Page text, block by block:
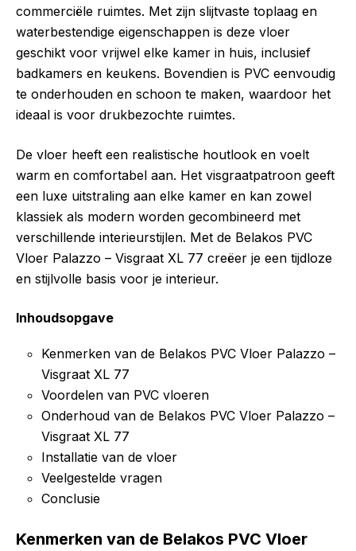
commerciële ruimtes. Met zijn slijtvaste toplaag en
waterbestendige eigenschappen is deze vloer
geschikt voor vrijwel elke kamer in huis, inclusief
badkamers en keukens. Bovendien is PVC eenvoudig
te onderhouden en schoon te maken, waardoor het
ideaal is voor drukbezochte ruimtes.
De vloer heeft een realistische houtlook en voelt
warm en comfortabel aan. Het visgraatpatroon geeft
een luxe uitstraling aan elke kamer en kan zowel
klassiek als modern worden gecombineerd met
verschillende interieurstijlen. Met de Belakos PVC
Vloer Palazzo – Visgraat XL 77 creëer je een tijdloze
en stijlvolle basis voor je interieur.
Inhoudsopgave
Kenmerken van de Belakos PVC Vloer Palazzo –
Visgraat XL 77
Voordelen van PVC vloeren
Onderhoud van de Belakos PVC Vloer Palazzo –
Visgraat XL 77
Installatie van de vloer
Veelgestelde vragen
Conclusie
Kenmerken van de Belakos PVC Vloer